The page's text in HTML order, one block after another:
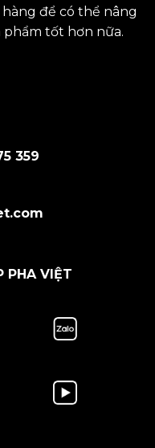
để có thể nâng
phẩm tốt hơn nữa.
359
PHA VIỆT